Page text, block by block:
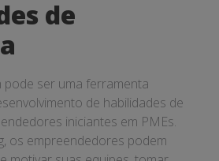
de
pode ser uma ferramenta
de habilidades de
iniciantes em PMEs.
os empreendedores podem